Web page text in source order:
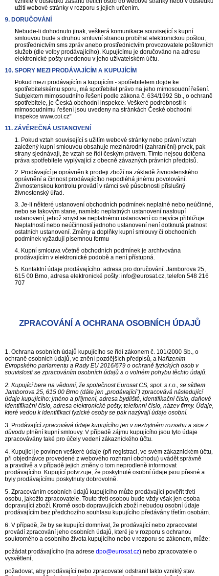
užití webové stránky v rozporu s jejich určením.
9. DORUČOVÁNÍ
Nebude-li dohodnuto jinak, veškerá komunikace související s kupní
smlouvou bude s druhou smluvní stranou probíhat elektronickou poštou,
prostřednictvím sms zpráv anebo prostřednictvím provozovatele poštovních
služeb (dle volby prodávajícího). Kupujícímu je doručováno na adresu
elektronické pošty uvedenou v jeho uživatelském účtu.
10. SPORY MEZI PRODÁVAJÍCÍM A KUPUJÍCÍM
Pokud mezi prodávajícím a kupujícím - spotřebitelem dojde ke
spotřebitelskému sporu, má spotřebitel právo na jeho mimosoudní řešení.
Subjektem mimosoudního řešení podle zákona č. 634/1992 Sb., o ochraně
spotřebitele, je Česká obchodní inspekce. Veškeré podrobnosti k
mimosoudnímu řešení jsou uvedeny na stránkách České obchodní
inspekce www.coi.cz”
11. ZÁVĚREČNÁ USTANOVENÍ
1. Pokud vztah související s užitím webové stránky nebo právní vztah
založený kupní smlouvou obsahuje mezinárodní (zahraniční) prvek, pak
strany sjednávají, že vztah se řídí českým právem. Tímto nejsou dotčena
práva spotřebitele vyplývající z obecně závazných právních předpisů.
2. Prodávající je oprávněn k prodeji zboží na základě živnostenského
oprávnění a činnost prodávajícího nepodléhá jinému povolování.
Živnostenskou kontrolu provádí v rámci své působnosti příslušný
živnostenský úřad.
3. Je-li některé ustanovení obchodních podmínek neplatné nebo neúčinné,
nebo se takovým stane, namísto neplatných ustanovení nastoupí
ustanovení, jehož smysl se neplatnému ustanovení co nejvíce přibližuje.
Neplatností nebo neúčinností jednoho ustanovení není dotknutá platnost
ostatních ustanovení. Změny a doplňky kupní smlouvy či obchodních
podmínek vyžadují písemnou formu
4. Kupní smlouva včetně obchodních podmínek je archivována
prodávajícím v elektronické podobě a není přístupná.
5. Kontaktní údaje prodávajícího: adresa pro doručování: Jamborova 25,
615 00 Brno, adresa elektronické pošty: info@eurosat.cz, telefon 548 216
707
ZPRACOVÁNÍ A OCHRANA OSOBNÍCH ÚDAJŮ
1. Ochrana osobních údajů kupujícího se řídí zákonem č. 101/2000 Sb., o
ochraně osobních údajů, ve znění pozdějších předpisů, a Nařízením
Evropského parlamentu a Rady EU 2016/679 o ochraně fyzických osob v
souvislosti se zpracováním osobních údajů a o volném pohybu těchto údajů.
2. Kupující bere na vědomí, že společnostEurosat CS, spol. s r.o., se sídlem
Jamborova 25, 615 00 Brno (dále jen „prodávající“) zpracovává následující
údaje kupujícího: jméno a příjmení, adresa bydliště, identifikační číslo, daňové
identifikační číslo, adresa elektronické pošty, telefonní číslo, název firmy. Údaje,
které vedou k identifikaci fyzické osoby se pak nazývají údaje osobní.
3. Prodávající zpracovává údaje kupujícího jen v nezbytném rozsahu a sice z
důvodu plnění kupní smlouvy. V případě zájmu kupujícího jsou tyto údaje
zpracovávány také pro účely vedení zákaznického účtu.
4. Kupující je povinen veškeré údaje (při registraci, ve svém zákaznickém účtu,
při objednávce provedené z webového rozhraní obchodu) uvádět správně
a pravdivě a v případě jejich změny o tom neprodleně informovat
prodávajícího. Kupující potvrzuje, že poskytnuté osobní údaje jsou přesné a
byly prodávajícímu poskytnuty dobrovolně.
5. Zpracováním osobních údajů kupujícího může prodávající pověřit třetí
osobu, jakožto zpracovatele. Touto třetí osobou bude vždy však jen osoba
dopravující zboží. Kromě osob dopravujících zboží nebudou osobní údaje
prodávajícím bez předchozího souhlasu kupujícího předávány třetím osobám.
6. V případě, že by se kupující domníval, že prodávající nebo zpracovatel
provádí zpracování jeho osobních údajů, které je v rozporu s ochranou
soukromého a osobního života kupujícího nebo v rozporu se zákonem, může:
požádat prodávajícího (na adrese dpo@eurosat.cz) nebo zpracovatele o
vysvětlení,
požadovat, aby prodávající nebo zpracovatel odstranil takto vzniklý stav.